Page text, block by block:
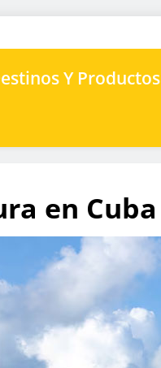
Y Productos
en Cuba